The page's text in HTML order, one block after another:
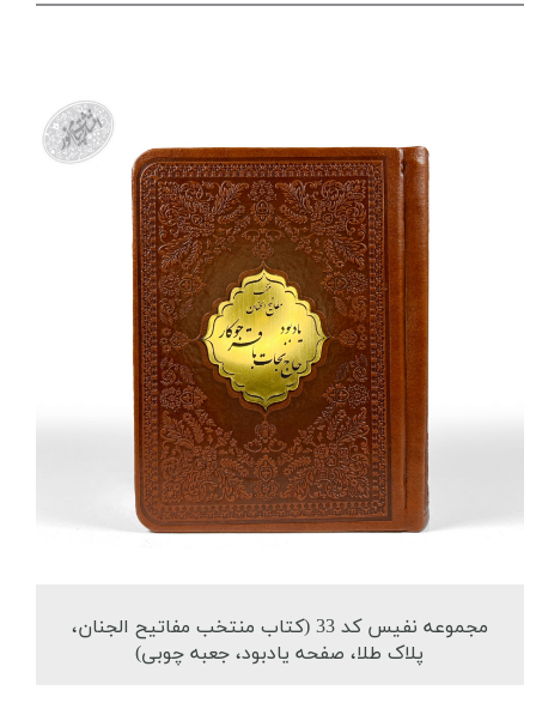
مجموعه نفیس کد 33 (کتاب منتخب مفاتیح الجنان،
پلاک طلا، صفحه یادبود، جعبه چوبی)